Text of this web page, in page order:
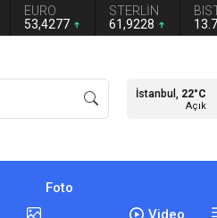
EURO
53,4277
STERLİN
61,9228
İstanbul, 22°C
Açık
Foto
Video